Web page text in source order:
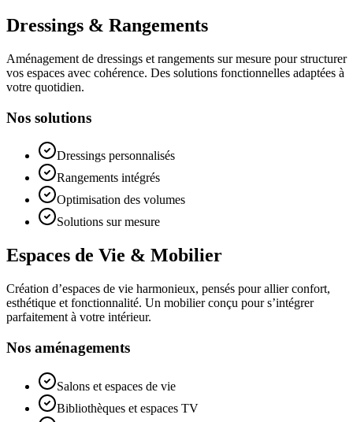
Dressings & Rangements
Aménagement de dressings et rangements sur mesure pour structurer
vos espaces avec cohérence. Des solutions fonctionnelles adaptées à
votre quotidien.
Nos solutions
Dressings personnalisés
Rangements intégrés
Optimisation des volumes
Solutions sur mesure
Espaces de Vie & Mobilier
Création d’espaces de vie harmonieux, pensés pour allier confort,
esthétique et fonctionnalité. Un mobilier conçu pour s’intégrer
parfaitement à votre intérieur.
Nos aménagements
Salons et espaces de vie
Bibliothèques et espaces TV